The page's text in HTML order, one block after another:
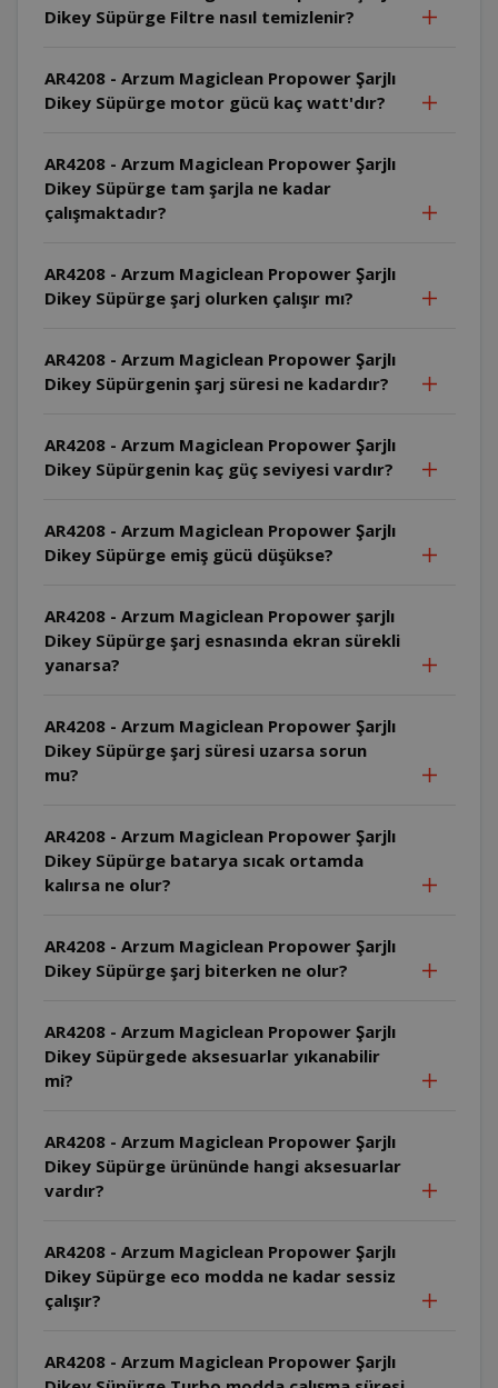
Dikey Süpürge Filtre nasıl temizlenir?
AR4208 - Arzum Magiclean Propower Şarjlı
Dikey Süpürge motor gücü kaç watt'dır?
AR4208 - Arzum Magiclean Propower Şarjlı
Dikey Süpürge tam şarjla ne kadar
çalışmaktadır?
AR4208 - Arzum Magiclean Propower Şarjlı
Dikey Süpürge şarj olurken çalışır mı?
AR4208 - Arzum Magiclean Propower Şarjlı
Dikey Süpürgenin şarj süresi ne kadardır?
AR4208 - Arzum Magiclean Propower Şarjlı
Dikey Süpürgenin kaç güç seviyesi vardır?
AR4208 - Arzum Magiclean Propower Şarjlı
Dikey Süpürge emiş gücü düşükse?
AR4208 - Arzum Magiclean Propower şarjlı
Dikey Süpürge şarj esnasında ekran sürekli
yanarsa?
AR4208 - Arzum Magiclean Propower Şarjlı
Dikey Süpürge şarj süresi uzarsa sorun
mu?
AR4208 - Arzum Magiclean Propower Şarjlı
Dikey Süpürge batarya sıcak ortamda
kalırsa ne olur?
AR4208 - Arzum Magiclean Propower Şarjlı
Dikey Süpürge şarj biterken ne olur?
AR4208 - Arzum Magiclean Propower Şarjlı
Dikey Süpürgede aksesuarlar yıkanabilir
mi?
AR4208 - Arzum Magiclean Propower Şarjlı
Dikey Süpürge ürününde hangi aksesuarlar
vardır?
AR4208 - Arzum Magiclean Propower Şarjlı
Dikey Süpürge eco modda ne kadar sessiz
çalışır?
AR4208 - Arzum Magiclean Propower Şarjlı